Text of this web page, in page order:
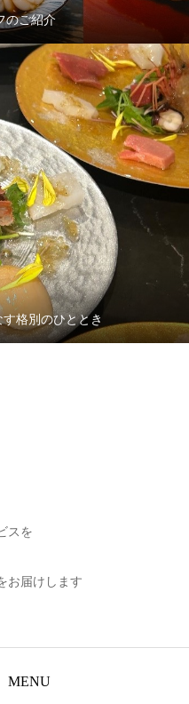
のご紹介
格別のひととき
スを
お届けします
MENU